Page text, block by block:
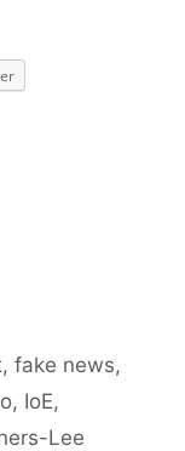
,fake news,
, IoE,
Lee